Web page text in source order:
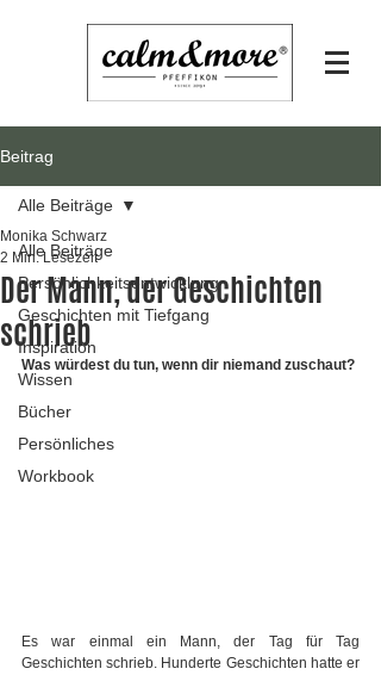
Beitrag
Alle Beiträge
Persönlichkeitsentwicklung
Geschichten mit Tiefgang
Inspiration
Wissen
Bücher
Persönliches
Workbook
Alle Beiträge
Der Mann, der Geschichten
schrieb
Monika Schwarz
2 Min. Lesezeit
Was würdest du tun, wenn dir niemand zuschaut?
Es war einmal ein Mann, der Tag für Tag
Geschichten schrieb. Hunderte Geschichten hatte er